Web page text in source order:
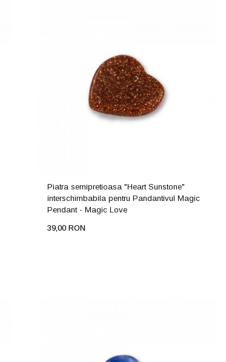
Piatra semipretioasa "Heart Sunstone"
interschimbabila pentru Pandantivul Magic
Pendant - Magic Love
39,00 RON